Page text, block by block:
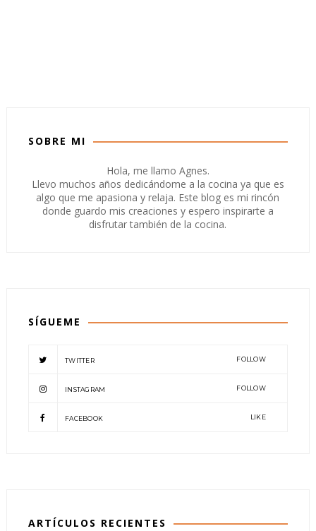
SOBRE MI
Hola, me llamo Agnes.
Llevo muchos años dedicándome a la cocina ya que es
algo que me apasiona y relaja. Este blog es mi rincón
donde guardo mis creaciones y espero inspirarte a
disfrutar también de la cocina.
SÍGUEME
TWITTER FOLLOW
INSTAGRAM FOLLOW
FACEBOOK LIKE
ARTÍCULOS RECIENTES